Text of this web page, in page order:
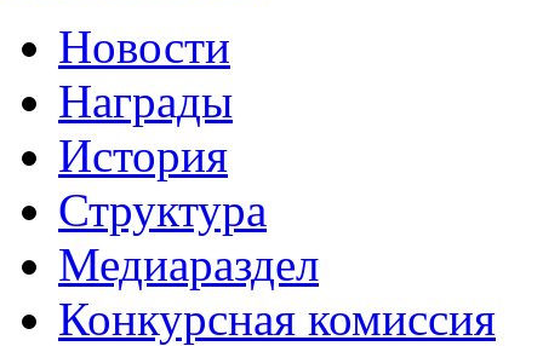
Новости
Награды
История
Структура
Медиараздел
Конкурсная комиссия